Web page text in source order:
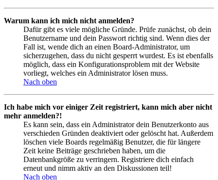
Warum kann ich mich nicht anmelden?
Dafür gibt es viele mögliche Gründe. Prüfe zunächst, ob dein
Benutzername und dein Passwort richtig sind. Wenn dies der
Fall ist, wende dich an einen Board-Administrator, um
sicherzugehen, dass du nicht gesperrt wurdest. Es ist ebenfalls
möglich, dass ein Konfigurationsproblem mit der Website
vorliegt, welches ein Administrator lösen muss.
Nach oben
Ich habe mich vor einiger Zeit registriert, kann mich aber nicht
mehr anmelden?!
Es kann sein, dass ein Administrator dein Benutzerkonto aus
verschieden Gründen deaktiviert oder gelöscht hat. Außerdem
löschen viele Boards regelmäßig Benutzer, die für längere
Zeit keine Beiträge geschrieben haben, um die
Datenbankgröße zu verringern. Registriere dich einfach
erneut und nimm aktiv an den Diskussionen teil!
Nach oben